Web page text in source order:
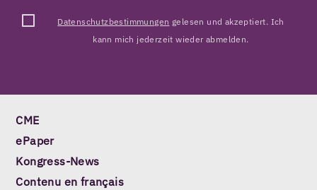
Datenschutzbestimmungen gelesen und akzeptiert. Ich
kann mich jederzeit wieder abmelden.
CME
ePaper
Kongress-News
Contenu en français